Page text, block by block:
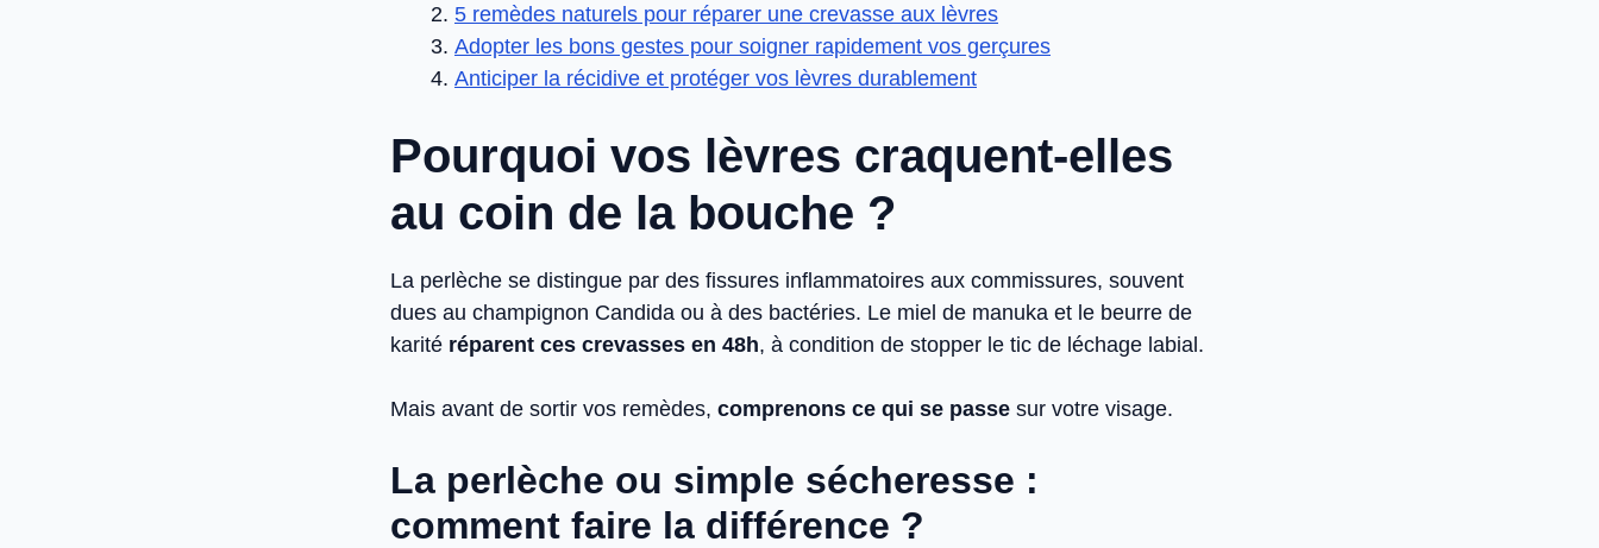
5 remèdes naturels pour réparer une crevasse aux lèvres
Adopter les bons gestes pour soigner rapidement vos gerçures
Anticiper la récidive et protéger vos lèvres durablement
Pourquoi vos lèvres craquent-elles
au coin de la bouche ?
La perlèche se distingue par des fissures inflammatoires aux commissures, souvent
dues au champignon Candida ou à des bactéries. Le miel de manuka et le beurre de
karité réparent ces crevasses en 48h, à condition de stopper le tic de léchage labial.
Mais avant de sortir vos remèdes, comprenons ce qui se passe sur votre visage.
La perlèche ou simple sécheresse :
comment faire la différence ?